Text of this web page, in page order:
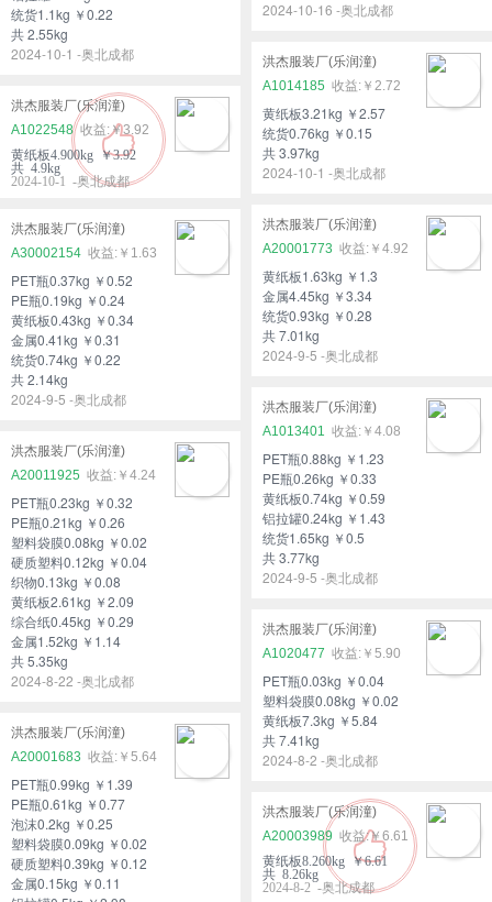
2024-10-16 -奥北成都
统货1.1kg ￥0.22
共 2.55kg
2024-10-1 -奥北成都
洪杰服装厂(乐润潼)
A1014185
￥2.72
黄纸板3.21kg ￥2.57
统货0.76kg ￥0.15
共 3.97kg
2024-10-1 -奥北成都
洪杰服装厂(乐润潼)
A1022548
￥3.92
黄纸板4.900kg ￥3.92
共 4.9kg
2024-10-1 -奥北成都
洪杰服装厂(乐润潼)
A20001773
￥4.92
黄纸板1.63kg ￥1.3
金属4.45kg ￥3.34
统货0.93kg ￥0.28
共 7.01kg
2024-9-5 -奥北成都
洪杰服装厂(乐润潼)
A30002154
￥1.63
PET瓶0.37kg ￥0.52
PE瓶0.19kg ￥0.24
黄纸板0.43kg ￥0.34
金属0.41kg ￥0.31
统货0.74kg ￥0.22
共 2.14kg
2024-9-5 -奥北成都
洪杰服装厂(乐润潼)
A1013401
￥4.08
PET瓶0.88kg ￥1.23
PE瓶0.26kg ￥0.33
黄纸板0.74kg ￥0.59
铝拉罐0.24kg ￥1.43
统货1.65kg ￥0.5
共 3.77kg
2024-9-5 -奥北成都
洪杰服装厂(乐润潼)
A20011925
￥4.24
PET瓶0.23kg ￥0.32
PE瓶0.21kg ￥0.26
塑料袋膜0.08kg ￥0.02
硬质塑料0.12kg ￥0.04
织物0.13kg ￥0.08
黄纸板2.61kg ￥2.09
综合纸0.45kg ￥0.29
金属1.52kg ￥1.14
共 5.35kg
2024-8-22 -奥北成都
洪杰服装厂(乐润潼)
A1020477
￥5.90
PET瓶0.03kg ￥0.04
塑料袋膜0.08kg ￥0.02
黄纸板7.3kg ￥5.84
共 7.41kg
2024-8-2 -奥北成都
洪杰服装厂(乐润潼)
A20001683
￥5.64
PET瓶0.99kg ￥1.39
PE瓶0.61kg ￥0.77
泡沫0.2kg ￥0.25
塑料袋膜0.09kg ￥0.02
硬质塑料0.39kg ￥0.12
金属0.15kg ￥0.11
洪杰服装厂(乐润潼)
A20003989
￥6.61
黄纸板8.260kg ￥6.61
共 8.26kg
2024-8-2 -奥北成都